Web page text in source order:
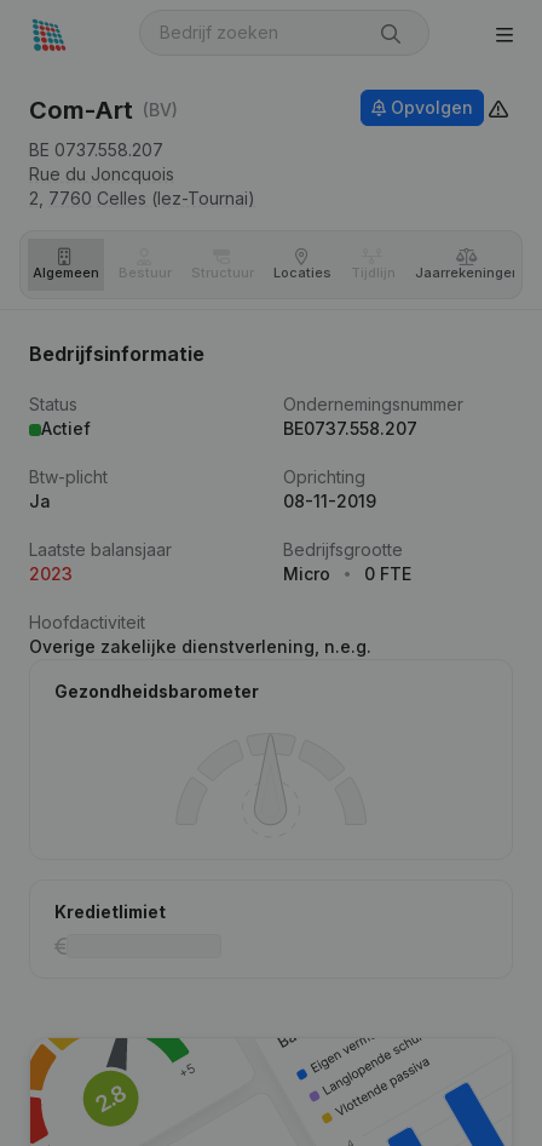
Com-Art (BV)
BE 0737.558.207
Rue du Joncquois
2, 7760 Celles (lez-Tournai)
Opvolgen
Algemeen Bestuur Structuur Locaties Tijdlijn Jaar­rekeningen
Bedrijfsinformatie
Status
Actief
Ondernemingsnummer
BE0737.558.207
Btw-plicht
Ja
Oprichting
08-11-2019
Laatste balansjaar
2023
Bedrijfsgrootte
Micro
0 FTE
Hoofdactiviteit
Overige zakelijke dienstverlening, n.e.g.
Gezondheidsbarometer
Kredietlimiet